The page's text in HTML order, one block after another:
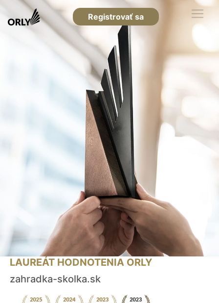
Registrovať sa
LAUREÁT HODNOTENIA ORLY
zahradka-skolka.sk